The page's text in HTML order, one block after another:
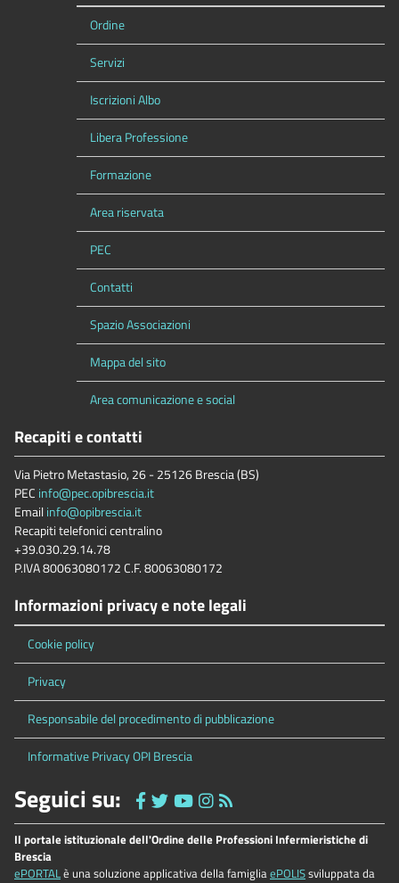
Ordine
Servizi
Iscrizioni Albo
Libera Professione
Formazione
Area riservata
PEC
Contatti
Spazio Associazioni
Mappa del sito
Area comunicazione e social
Recapiti e contatti
Via Pietro Metastasio, 26 - 25126 Brescia (BS)
PEC info@pec.opibrescia.it
Emailinfo@opibrescia.it
Recapiti telefonici centralino
+39.030.29.14.78
P.IVA 80063080172 C.F. 80063080172
Informazioni privacy e note legali
Cookie policy
Privacy
Responsabile del procedimento di pubblicazione
Informative Privacy OPI Brescia
Seguici su:
Il portale istituzionale dell'Ordine delle Professioni Infermieristiche di
Brescia
ePORTALè una soluzione applicativa della famigliaePOLISsviluppata da